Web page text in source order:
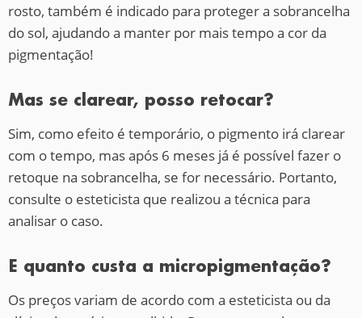
rosto, também é indicado para proteger a sobrancelha
do sol, ajudando a manter por mais tempo a cor da
pigmentação!
Mas se clarear, posso retocar?
Sim, como efeito é temporário, o pigmento irá clarear
com o tempo, mas após 6 meses já é possível fazer o
retoque na sobrancelha, se for necessário. Portanto,
consulte o esteticista que realizou a técnica para
analisar o caso.
E quanto custa a micropigmentação?
Os preços variam de acordo com a esteticista ou da